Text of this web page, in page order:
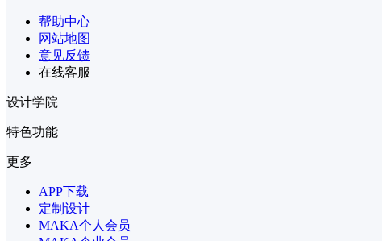
帮助中心
网站地图
意见反馈
在线客服
设计学院
特色功能
更多
APP下载
定制设计
MAKA个人会员